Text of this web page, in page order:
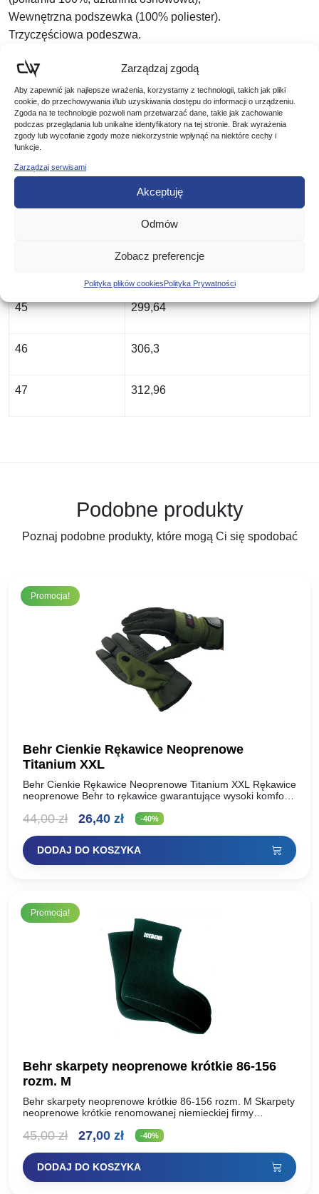
Zarządzaj zgodą
Aby zapewnić jak najlepsze wrażenia, korzystamy z technologii, takich jak pliki
cookie, do przechowywania i/lub uzyskiwania dostępu do informacji o urządzeniu.
Zgoda na te technologie pozwoli nam przetwarzać dane, takie jak zachowanie
podczas przeglądania lub unikalne identyfikatory na tej stronie. Brak wyrażenia
zgody lub wycofanie zgody może niekorzystnie wpłynąć na niektóre cechy i
funkcje.
Zarządzaj serwisami
Akceptuję
Odmów
Zobacz preferencje
Polityka plików cookiesPolityka Prywatności
Wewnętrzna podszewka (100% poliester).
Trzyczęściowa podeszwa.
Woskowane sznurówki.
Warstwa usztywniająca – umieszczona na pięcie i ścięgnie
Achillesa.
Rozmiar buta Rozmiar Wkładki (mm)
286,32
292,98
45 299,64
46 306,3
47 312,96
Podobne produkty
Poznaj podobne produkty, które mogą Ci się spodobać
Promocja!
Behr Cienkie Rękawice Neoprenowe
Titanium XXL
Behr Cienkie Rękawice Neoprenowe Titanium XXL Rękawice
neoprenowe Behr to rękawice gwarantujące wysoki komfort
dopasowane, a specjalna powłoka, którą wyściełane…
44,00zł
Pierwotna
cena
wynosiła:
26,40 złAktualna
cena
wynosi:
-40%
DODAJ DO KOSZYKA
Promocja!
Behr skarpety neoprenowe krótkie 86-156
rozm. M
Behr skarpety neoprenowe krótkie 86-156 rozm. M Skarpety
neoprenowe krótkie renomowanej niemieckiej firmy
wszystkich rodzajów obuwia, chroniąc stopy…
45,00zł
Pierwotna
cena
wynosiła:
27,00 złAktualna
cena
wynosi:
-40%
DODAJ DO KOSZYKA